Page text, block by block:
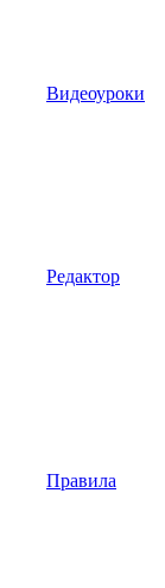
Видеоуроки
Редактор
Правила